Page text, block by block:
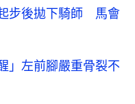
步後拋下騎師 馬會
」左前腳嚴重骨裂不